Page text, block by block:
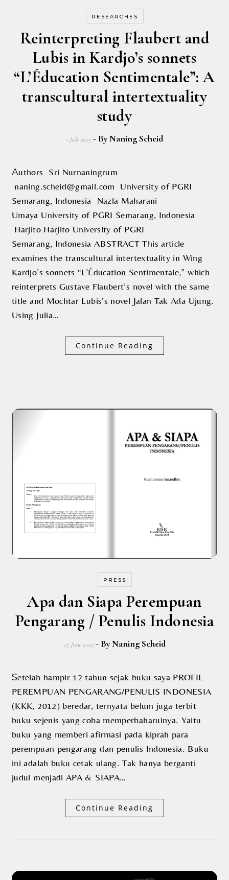
RESEARCHES
Reinterpreting Flaubert and
Lubis in Kardjo’s sonnets
“L’Éducation Sentimentale”: A
transcultural intertextuality
study
1 July 2025 - ByNaning Scheid
Authors Sri Nurnaningrum
naning.scheid@gmail.com University of PGRI
Semarang, Indonesia Nazla Maharani
Umaya University of PGRI Semarang, Indonesia
Harjito Harjito University of PGRI
Semarang, Indonesia ABSTRACT This article
examines the transcultural intertextuality in Wing
Kardjo’s sonnets “L’Éducation Sentimentale,” which
reinterprets Gustave Flaubert’s novel with the same
title and Mochtar Lubis’s novel Jalan Tak Ada Ujung.
Using Julia…
Continue Reading
PRESS
Apa dan Siapa Perempuan
Pengarang / Penulis Indonesia
27 June 2025 - ByNaning Scheid
Setelah hampir 12 tahun sejak buku saya PROFIL
PEREMPUAN PENGARANG/PENULIS INDONESIA
(KKK, 2012) beredar, ternyata belum juga terbit
buku sejenis yang coba memperbaharuinya. Yaitu
buku yang memberi afirmasi pada kiprah para
perempuan pengarang dan penulis Indonesia. Buku
ini adalah buku cetak ulang. Tak hanya berganti
judul menjadi APA & SIAPA…
Continue Reading